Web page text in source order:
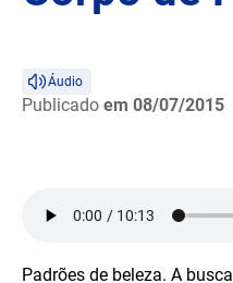
Áudio
Publicado em 08/07/2015
Padrões de beleza. A